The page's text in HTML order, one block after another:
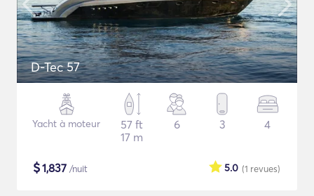
D-Tec 57
Yacht à moteur
57 ft
17 m
6 3 4
$1,837 /nuit (1 revues)
5.0